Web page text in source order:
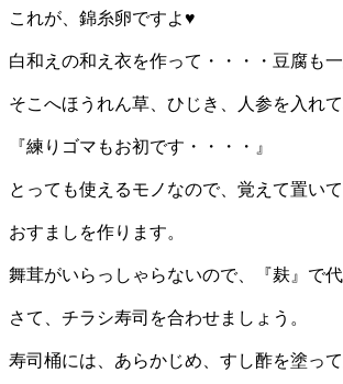
これが、錦糸卵ですよ♥
白和えの和え衣を作って・・・・豆腐も一
そこへほうれん草、ひじき、人参を入れて
『練りゴマもお初です・・・・』
とっても使えるモノなので、覚えて置いて
おすましを作ります。
舞茸がいらっしゃらないので、『麸』で代
さて、チラシ寿司を合わせましょう。
寿司桶には、あらかじめ、すし酢を塗って